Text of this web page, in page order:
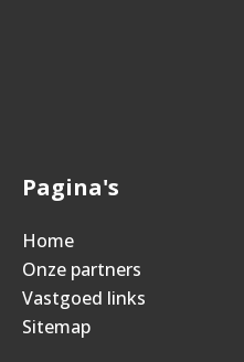
Pagina's
Home
Onze partners
Vastgoed links
Sitemap